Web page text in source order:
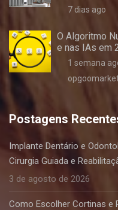
7 dias ago
O Algoritmo
e nas IAs em
1 semana
Postagens
Implante Dentário e
Cirurgia Guiada e
3 de agosto de 2026
Como Escolher Cortinas e